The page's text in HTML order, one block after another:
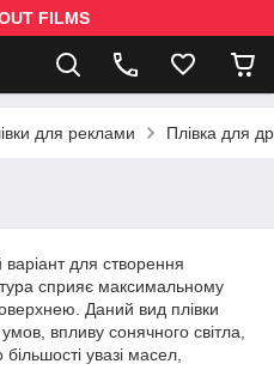
FILMS
для реклами Плівка для
варіант для створення
сприяє максимальному
Даний вид плівки
впливу сонячного світла,
увазі масел,